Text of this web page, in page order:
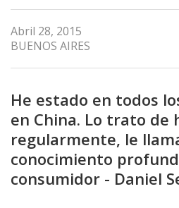
Abril 28, 2015
BUENOS AIRES
He estado en todos
en China. Lo trato de
regularmente, le
conocimiento
consumidor - Daniel